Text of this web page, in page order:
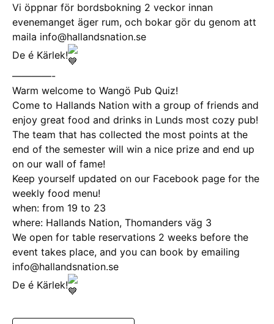
Vi öppnar för bordsbokning 2 veckor innan
evenemanget äger rum, och bokar gör du genom att
maila info@hallandsnation.se
De é Kärlek!
————-
Warm welcome to Wangö Pub Quiz!
Come to Hallands Nation with a group of friends and
enjoy great food and drinks in Lunds most cozy pub!
The team that has collected the most points at the
end of the semester will win a nice prize and end up
on our wall of fame!
Keep yourself updated on our Facebook page for the
weekly food menu!
when: from 19 to 23
where: Hallands Nation, Thomanders väg 3
We open for table reservations 2 weeks before the
event takes place, and you can book by emailing
info@hallandsnation.se
De é Kärlek!